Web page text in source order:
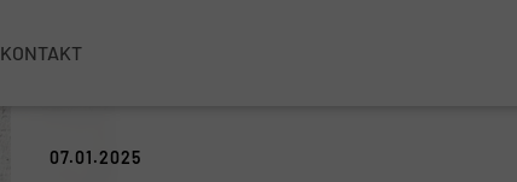
KONTAKT
07.01.2025